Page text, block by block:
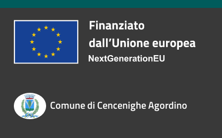
Comune di Cencenighe Agordino